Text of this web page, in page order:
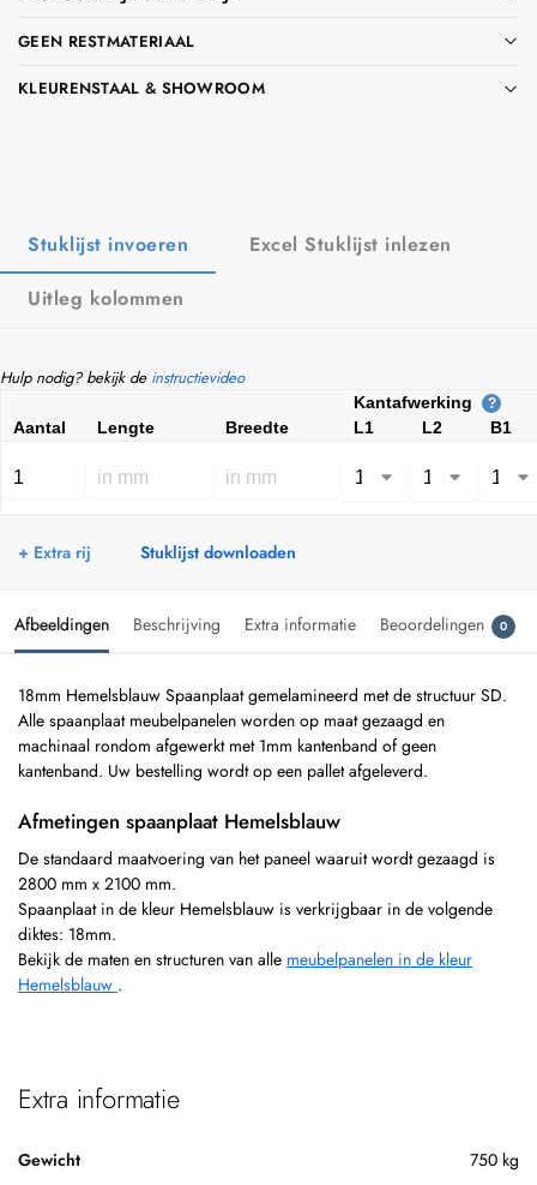
GEEN RESTMATERIAAL
KLEURENSTAAL & SHOWROOM
Stuklijst invoeren
Excel Stuklijst inlezen
Uitleg kolommen
Hulp nodig? bekijk de instructievideo
Kantafwerking ?
Aantal Lengte Breedte L1 L2 B1
+ Extra rij Stuklijst downloaden
Afbeeldingen Beschrijving Extra informatie Beoordelingen 0
18mm Hemelsblauw Spaanplaat gemelamineerd met de structuur SD.
Alle spaanplaat meubelpanelen worden op maat gezaagd en
machinaal rondom afgewerkt met 1mm kantenband of geen
kantenband. Uw bestelling wordt op een pallet afgeleverd.
Afmetingen spaanplaat Hemelsblauw
De standaard maatvoering van het paneel waaruit wordt gezaagd is
2800 mm x 2100 mm.
Spaanplaat in de kleur Hemelsblauw is verkrijgbaar in de volgende
diktes: 18mm.
Bekijk de maten en structuren van alle meubelpanelen in de kleur
Hemelsblauw .
Extra informatie
Gewicht 750 kg